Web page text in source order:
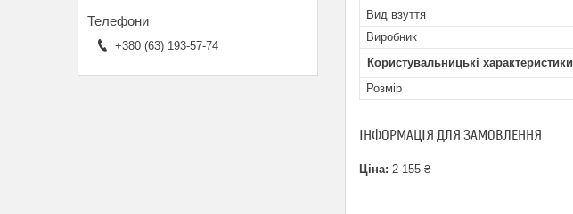
Вид взуття
Виробник
Користувальницькі характеристики
Розмір
ІНФОРМАЦІЯ ДЛЯ ЗАМОВЛЕННЯ
Ціна: 2 155 ₴
+380 (63) 193-57-74